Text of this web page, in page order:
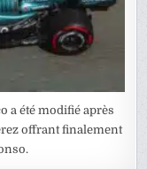
a été modifié après
offrant finalement